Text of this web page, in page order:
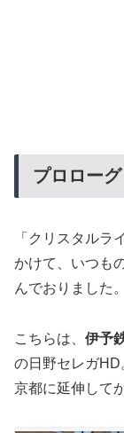
プロローグ
「クリスタルラ
かけて、いつも
んでおりました。
こちらは、 伊予
の日野セレガHD
京都に延伸して